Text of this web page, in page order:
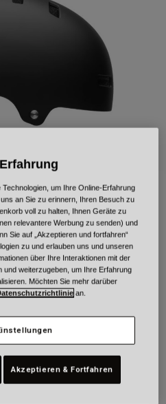
um Ihre Online-Erfahrung
an Sie zu erinnern, Ihren Besuch zu
voll zu halten, Ihnen Geräte zu
relevantere Werbung zu senden) und
Sie auf „Akzeptieren und fortfahren“
zu und erlauben uns und unseren
über Ihre Interaktionen mit der
weiterzugeben, um Ihre Erfahrung
Möchten Sie mehr darüber
an.
Akzeptieren & Fortfahren